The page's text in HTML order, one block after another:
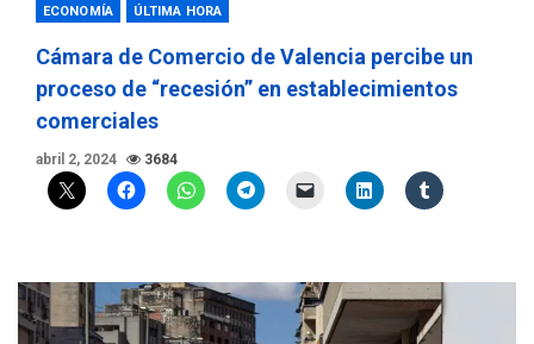
ECONOMÍA ÚLTIMA HORA
Cámara de Comercio de Valencia percibe un
proceso de “recesión” en establecimientos
comerciales
abril 2, 2024 3684